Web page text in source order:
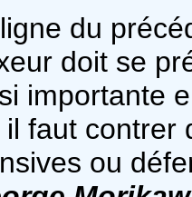
du
doit se
importante
faut
ou